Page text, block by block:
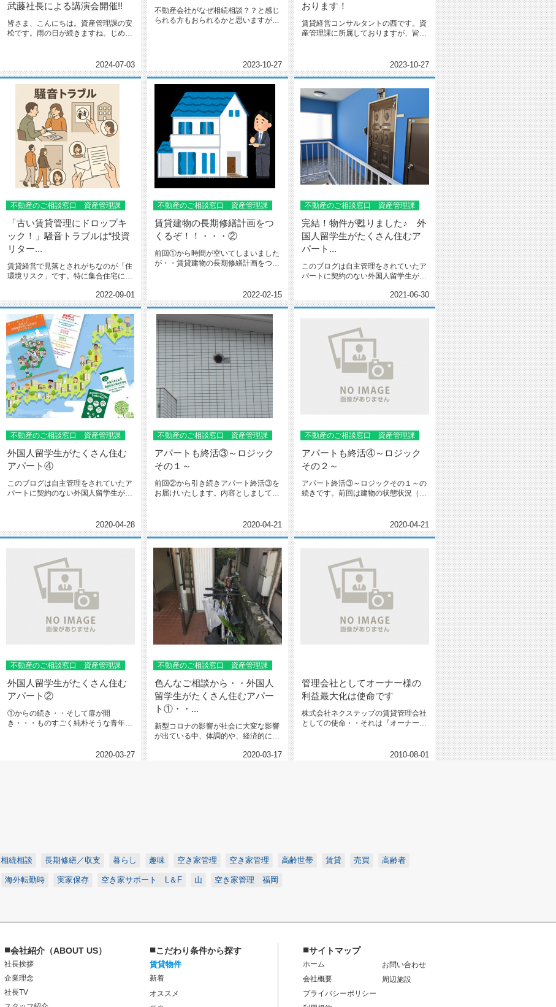
武藤社長による講演会開催!!
皆さま、こんにちは。資産管理課の安
松です。雨の日が続きますね。じめじ
2024-07-03
不動産会社がなぜ相続相談？？と感じ
られる方もおられるかと思いますが実
2023-10-27
おります！
賃貸経営コンサルタントの西です。資
産管理課に所属しておりますが、皆さ
2023-10-27
不動産のご相談窓口 資産管理課
「古い賃貸管理にドロップキ
ック！」騒音トラブルは“投資
リター...
賃貸経営で見落とされがちなのが「住
環境リスク」です。特に集合住宅にお
2022-09-01
不動産のご相談窓口 資産管理課
賃貸建物の長期修繕計画をつ
くるぞ！！・・・②
前回①から時間が空いてしまいました
が・・賃貸建物の長期修繕計画をつく
2022-02-15
不動産のご相談窓口 資産管理課
完結！物件が甦りました♪ 外
国人留学生がたくさん住むア
パート...
このブログは自主管理をされていたア
パートに契約のない外国人留学生がい
2021-06-30
不動産のご相談窓口 資産管理課
外国人留学生がたくさん住む
アパート④
このブログは自主管理をされていたア
パートに契約のない外国人留学生がい
2020-04-28
不動産のご相談窓口 資産管理課
アパートも終活③～ロジック
その１～
前回②から引き続きアパート終活③を
お届けいたします。内容としましては
2020-04-21
不動産のご相談窓口 資産管理課
アパートも終活④～ロジック
その２～
アパート終活③～ロジックその１～の
続きです。前回は建物の状態状況（ハ
2020-04-21
不動産のご相談窓口 資産管理課
外国人留学生がたくさん住む
アパート②
①からの続き・・そして扉が開
き・・・ものすごく純朴そうな青年が
2020-03-27
不動産のご相談窓口 資産管理課
色んなご相談から・・外国人
留学生がたくさん住むアパー
ト①・・...
新型コロナの影響が社会に大変な影響
が出ている中、体調的や、経済的に影
2020-03-17
管理会社としてオーナー様の
利益最大化は使命です
株式会社ネクステップの賃貸管理会社
としての使命・・それは『オーナー様
2010-08-01
相続相談 長期修繕／収支 暮らし 趣味 空き家管理 空き家管理 高齢世帯 賃貸 売買 高齢者
海外転勤時 実家保存 空き家サポート L＆F 山 空き家管理 福岡
■会社紹介（ABOUT US）
社長挨拶
企業理念
社長TV
■こだわり条件から探す
賃貸物件
新着
オススメ
■サイトマップ
ホーム
会社概要
プライバシーポリシー
お問い合わせ
周辺施設